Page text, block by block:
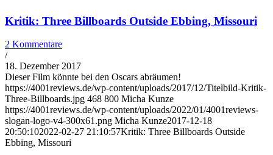
Kritik: Three Billboards Outside Ebbing, Missouri
2 Kommentare
/
18. Dezember 2017
Dieser Film könnte bei den Oscars abräumen!
https://4001reviews.de/wp-content/uploads/2017/12/Titelbild-Kritik-
Three-Billboards.jpg 468 800 Micha Kunze
https://4001reviews.de/wp-content/uploads/2022/01/4001reviews-
slogan-logo-v4-300x61.png Micha Kunze2017-12-18
20:50:102022-02-27 21:10:57Kritik: Three Billboards Outside
Ebbing, Missouri